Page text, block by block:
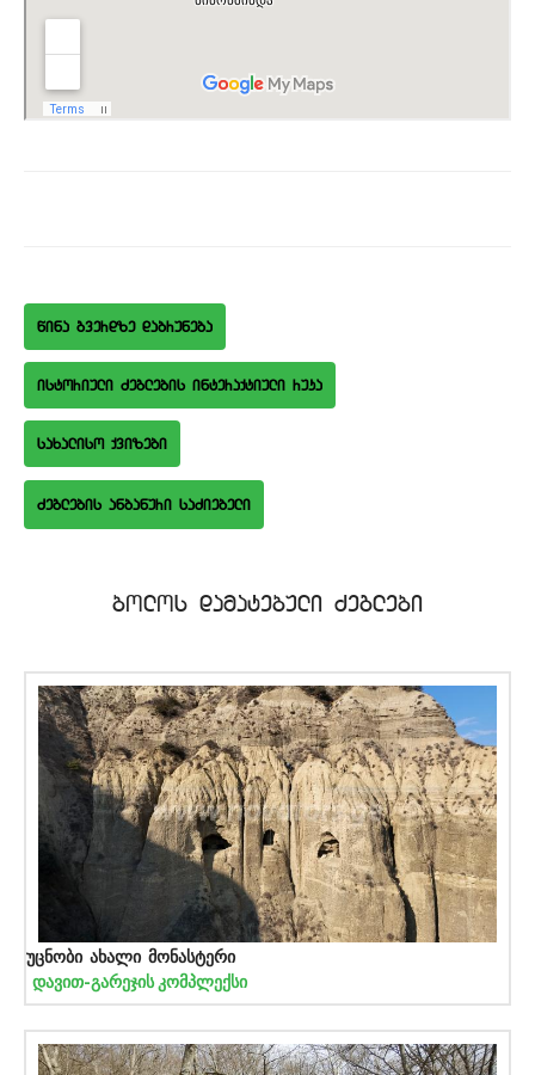
wina gverdze dabruneba
istoriuli Zeglebis interaqtiuli ruka
saxaliso qvizebi
bolos damatebuli Zeglebi
უცნობი ახალი მონასტერი
დავით-გარეჯის კომპლექსი